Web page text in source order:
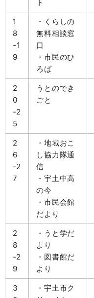
ト
1
8
-1
9
・くらしの
無料相談窓
口
・市民のひ
ろば
2
0
-2
5
うとのでき
ごと
2
6
-2
7
・地域おこ
し協力隊通
信
・宇土中高
の今
・市民会館
だより
2
8
-2
9
・うと学だ
より
・図書館だ
より
3
・宇土市ク